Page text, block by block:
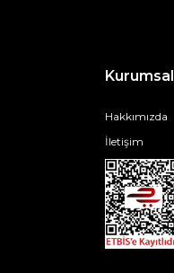
Kurumsal
Hakkımızda
İletişim